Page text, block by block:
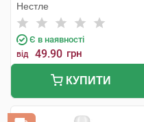
Нестле
Є в наявності
від 49.90 грн
КУПИТИ